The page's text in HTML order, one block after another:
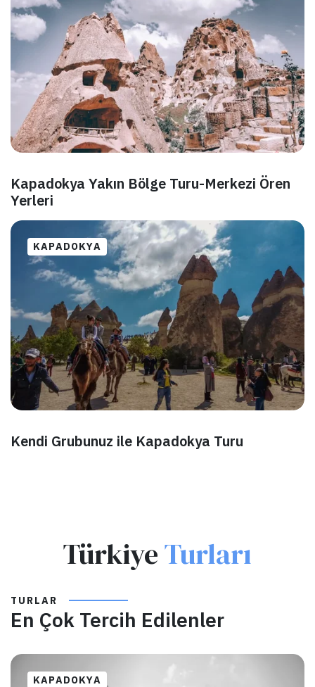
Kapadokya Yakın Bölge Turu-Merkezi Ören
Yerleri
KAPADOKYA
Kendi Grubunuz ile Kapadokya Turu
TürkiyeTurları
TURLAR
En Çok Tercih Edilenler
KAPADOKYA